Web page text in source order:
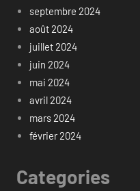
septembre 2024
août 2024
juillet 2024
juin 2024
mai 2024
avril 2024
mars 2024
février 2024
Categories